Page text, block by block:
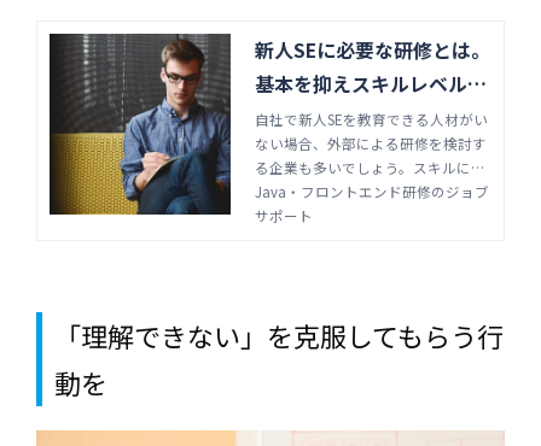
新人SEに必要な研修とは。
基本を抑えスキルレベルの
差を埋める | Java・フロン
トエンド研修のジョブサポ
ート
自社で新人SEを教育できる人材がい
ない場合、外部による研修を検討す
る企業も多いでしょう。スキルに差
があると、業務内容にばらつきが生
まれ安定しないため、適切な研修が
Java・フロントエンド研修のジョブ
サポート
「理解できない」を克服してもらう行
動を